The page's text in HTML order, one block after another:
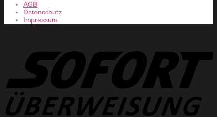
AGB
Datenschutz
Impressum